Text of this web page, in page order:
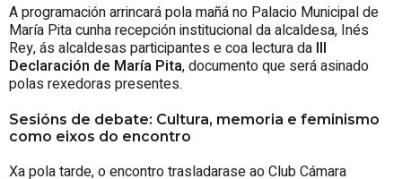
A programación arrincará pola mañá no Palacio Municipal de
María Pita cunha recepción institucional da alcaldesa, Inés
Rey, ás alcaldesas participantes e coa lectura da III
Declaración de María Pita, documento que será asinado
polas rexedoras presentes.
Sesións de debate: Cultura, memoria e feminismo
como eixos do encontro
Xa pola tarde, o encontro trasladarase ao Club Cámara